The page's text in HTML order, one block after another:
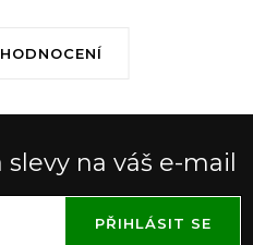
na váš e-mail
PŘIHLÁSIT SE